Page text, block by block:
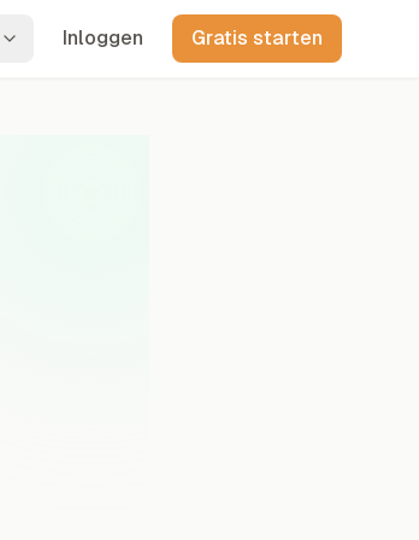
Inloggen Gratis starten